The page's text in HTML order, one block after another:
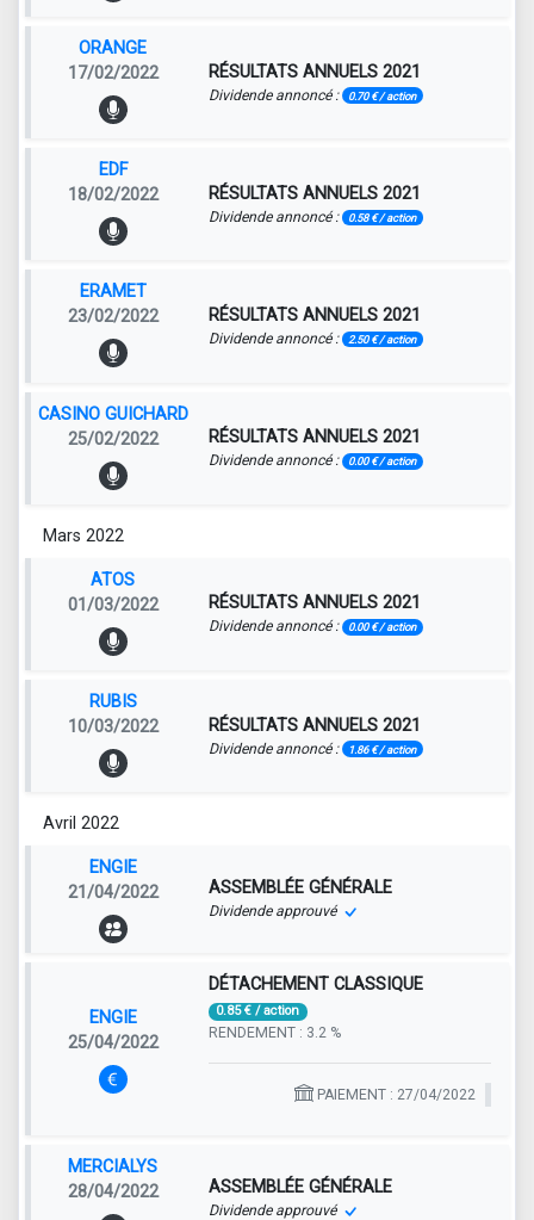
ORANGE
17/02/2022
RÉSULTATS ANNUELS 2021
Dividende annoncé : 0.70 € / action
EDF
18/02/2022
RÉSULTATS ANNUELS 2021
Dividende annoncé : 0.58 € / action
ERAMET
23/02/2022
RÉSULTATS ANNUELS 2021
Dividende annoncé : 2.50 € / action
CASINO GUICHARD
25/02/2022
RÉSULTATS ANNUELS 2021
Dividende annoncé : 0.00 € / action
Mars 2022
ATOS
01/03/2022
RÉSULTATS ANNUELS 2021
Dividende annoncé : 0.00 € / action
RUBIS
10/03/2022
RÉSULTATS ANNUELS 2021
Dividende annoncé : 1.86 € / action
Avril 2022
ENGIE
21/04/2022
ASSEMBLÉE GÉNÉRALE
Dividende approuvé
ENGIE
25/04/2022
DÉTACHEMENT CLASSIQUE
0.85 € / action
RENDEMENT : 3.2 %
PAIEMENT : 27/04/2022
MERCIALYS
28/04/2022
ASSEMBLÉE GÉNÉRALE
Dividende approuvé